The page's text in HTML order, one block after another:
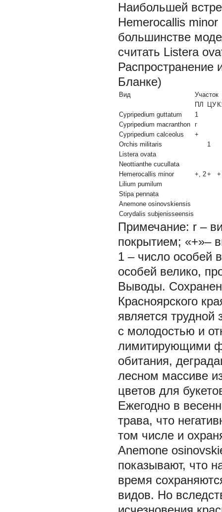
Наибольшей
Hemerocallis minor
большинстве
считать Listera
Распространение
Бланке)
Вид
Участок
ПЛ
ЦУ
Cypripedium guttatum
1
Cypripedium macranthon
г
Cypripedium calceolus
+
Orchis militaris
1
Listera ovata
Neottianthe cucullata
Hemerocallis minor
+, 2+
+
Lilium pumilum
Stipa pennata
Anemone оsinovskiensis
Corydalis subjenisseensis
Примечание: r –
покрытием; «+»–
1 – число особей
особей велико,
Выводы.
Красноярского
является
с молодостью и
лимитирующими
обитания,
лесном массиве
цветов для
Ежегодно в
трава, что
том числе и
Anemone
показывают, что
время
видов. Но